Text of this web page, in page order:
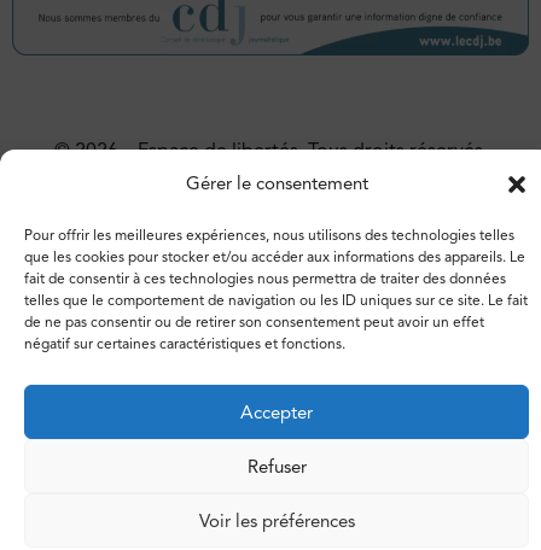
Gérer le consentement
Pour offrir les meilleures expériences, nous utilisons des technologies telles
que les cookies pour stocker et/ou accéder aux informations des appareils. Le
fait de consentir à ces technologies nous permettra de traiter des données
telles que le comportement de navigation ou les ID uniques sur ce site. Le fait
de ne pas consentir ou de retirer son consentement peut avoir un effet
négatif sur certaines caractéristiques et fonctions.
Accepter
Refuser
Voir les préférences
© 2026 – Espace de libertés. Tous droits réservés.
Vie privéePolitique de cookies